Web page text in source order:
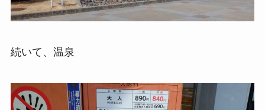
続いて、温泉